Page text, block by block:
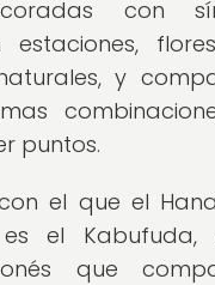
con
estaciones,
y
puntos.
el que el
es el
que